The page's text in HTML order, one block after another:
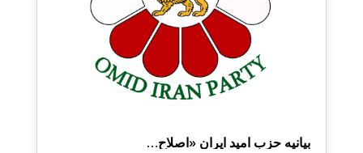
بیانیه حزب امید ایران ​«اصلاح‌…